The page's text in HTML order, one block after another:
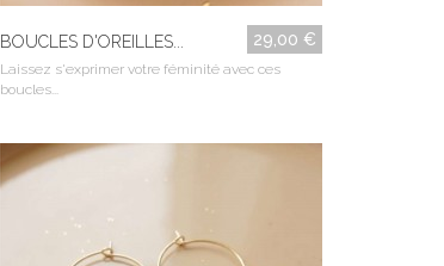
BOUCLES D'OREILLES... 29,00 €
Laissez s'exprimer votre féminité avec ces
boucles...